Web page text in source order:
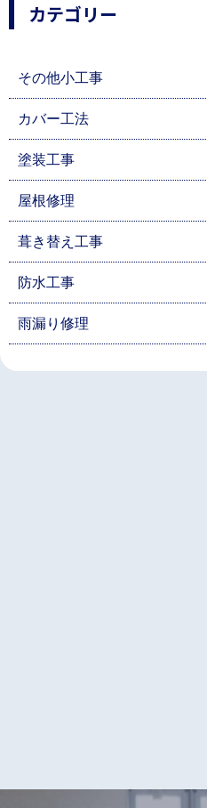
カテゴリー
その他小工事
カバー工法
塗装工事
屋根修理
葺き替え工事
防水工事
雨漏り修理